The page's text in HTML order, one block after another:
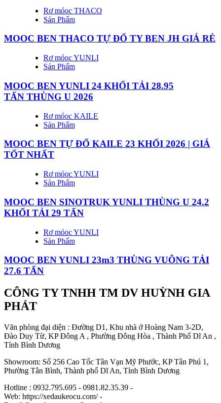
Rơ móoc THACO
Sản Phẩm
MOOC BEN THACO TỰ ĐỔ TY BEN JH GIÁ RẺ
Rơ móoc YUNLI
Sản Phẩm
MOOC BEN YUNLI 24 KHỐI TẢI 28.95
TẤN THÙNG U 2026
Rơ móoc KAILE
Sản Phẩm
MOOC BEN TỰ ĐỔ KAILE 23 KHỐI 2026 | GIÁ
TỐT NHẤT
Rơ móoc YUNLI
Sản Phẩm
MOOC BEN SINOTRUK YUNLI THÙNG U 24.2
KHỐI TẢI 29 TẤN
Rơ móoc YUNLI
Sản Phẩm
MOOC BEN YUNLI 23m3 THÙNG VUÔNG TẢI
27.6 TẤN
CÔNG TY TNHH TM DV HUỲNH GIA
PHÁT
Văn phòng đại diện : Đường D1, Khu nhà ở Hoàng Nam 3-2D,
Đào Duy Từ, KP Đông A , Phường Đông Hòa , Thành Phố Dĩ An ,
Tỉnh Bình Dương
Showroom: Số 256 Cao Tốc Tân Vạn Mỹ Phước, KP Tân Phú 1,
Phường Tân Bình, Thành phố Dĩ An, Tỉnh Bình Dương
Hotline : 0932.795.695 - 0981.82.35.39 -
Web: https://xedaukeocu.com/ -